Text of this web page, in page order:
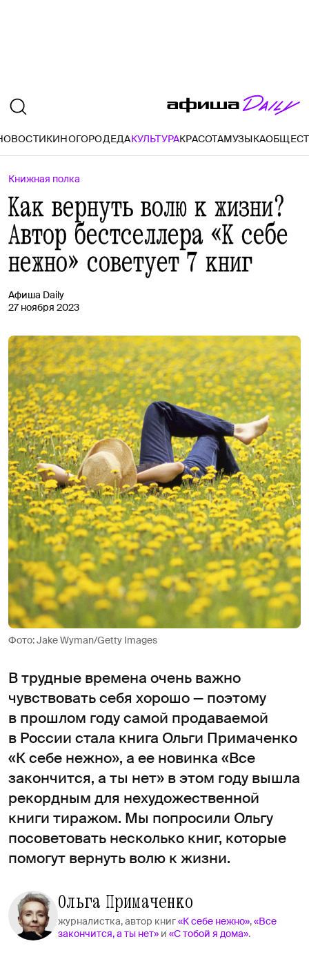
КИНОГОРОДЕДАКУЛЬТУРАКРАСОТАМУЗЫКА
Книжная полка
Как вернуть волю к жизни?
Автор бестселлера «К себе
нежно» советует 7 книг
Афиша Daily
27 ноября 2023
Фото: Jake Wyman/Getty Images
В трудные времена очень важно
чувствовать себя хорошо — поэтому
в прошлом году самой продаваемой
в России стала книга Ольги Примаченко
«К себе нежно», а ее новинка «Все
закончится, а ты нет» в этом году вышла
рекордным для нехудожественной
книги тиражом. Мы попросили Ольгу
посоветовать несколько книг, которые
помогут вернуть волю к жизни.
Ольга Примаченко
журналистка, автор книг«К себе нежно»,«Все
закончится, а ты нет» и «С тобой я дома».